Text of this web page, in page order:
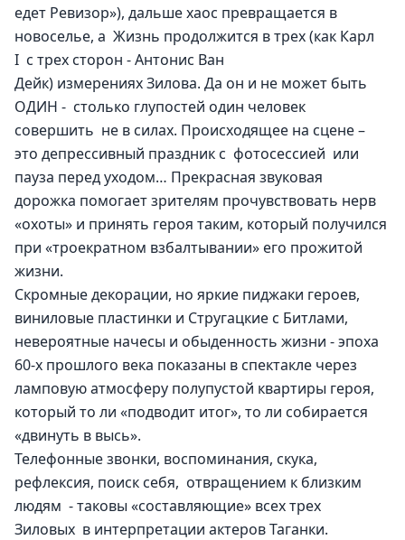
едет Ревизор»), дальше хаос превращается в
новоселье, а  Жизнь продолжится в трех (как Карл
I  с трех сторон - Антонис Ван
Дейк) измерениях Зилова. Да он и не может быть
ОДИН -  столько глупостей один человек
совершить  не в силах. Происходящее на сцене –
это депрессивный праздник с  фотосессией  или
пауза перед уходом… Прекрасная звуковая
дорожка помогает зрителям прочувствовать нерв
«охоты» и принять героя таким, который получился
при «троекратном взбалтывании» его прожитой
жизни.
Скромные декорации, но яркие пиджаки героев,
виниловые пластинки и Стругацкие с Битлами,
невероятные начесы и обыденность жизни - эпоха
60-х прошлого века показаны в спектакле через
ламповую атмосферу полупустой квартиры героя,
который то ли «подводит итог», то ли собирается
«двинуть в высь».
Телефонные звонки, воспоминания, скука,
рефлексия, поиск себя,  отвращением к близким
людям  - таковы «составляющие» всех трех
Зиловых  в интерпретации актеров Таганки.